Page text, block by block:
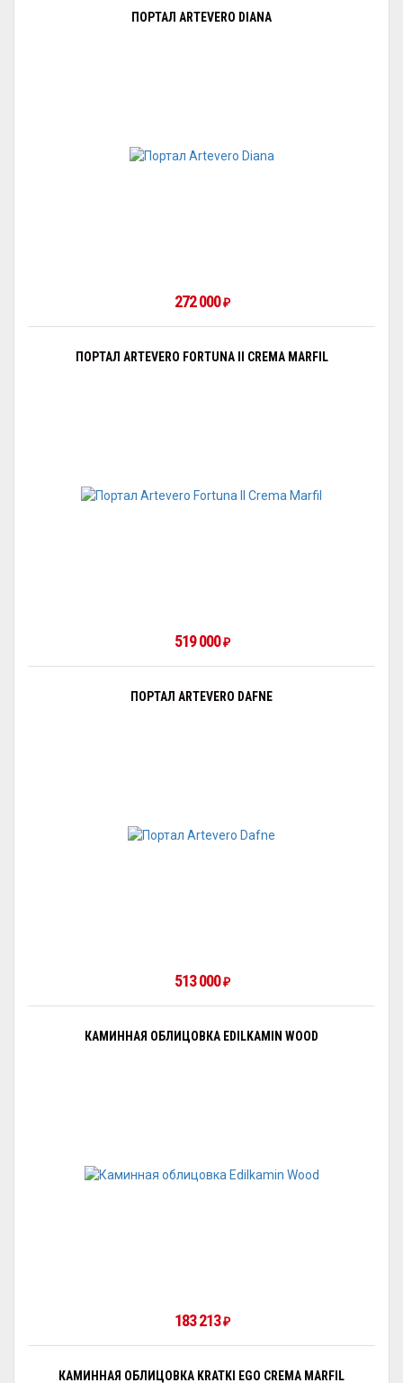
ПОРТАЛ ARTEVERO DIANA
272 000 ₽
ПОРТАЛ ARTEVERO FORTUNA II CREMA MARFIL
519 000 ₽
ПОРТАЛ ARTEVERO DAFNE
513 000 ₽
КАМИННАЯ ОБЛИЦОВКА EDILKAMIN WOOD
183 213 ₽
КАМИННАЯ ОБЛИЦОВКА KRATKI EGO CREMA MARFIL